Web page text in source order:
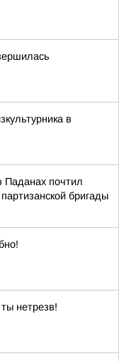
в
почтил
бригады
нетрезв!